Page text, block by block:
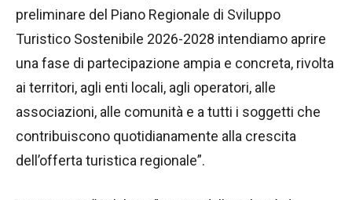
preliminare del Piano Regionale di Sviluppo
Turistico Sostenibile 2026-2028 intendiamo aprire
una fase di partecipazione ampia e concreta, rivolta
ai territori, agli enti locali, agli operatori, alle
associazioni, alle comunità e a tutti i soggetti che
contribuiscono quotidianamente alla crescita
dell’offerta turistica regionale”.